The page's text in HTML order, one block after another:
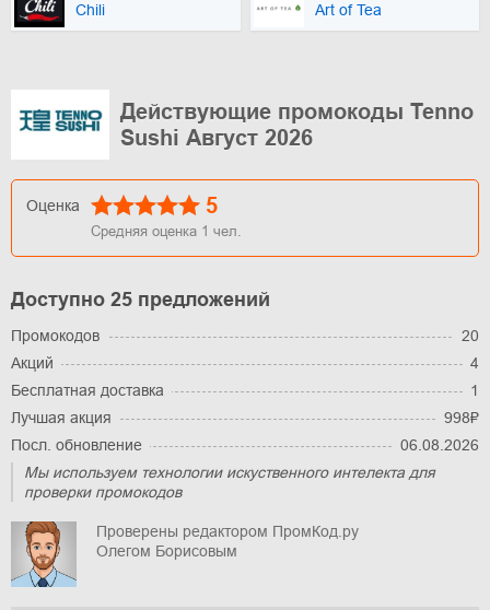
Chili Art of Tea
Действующие промокоды Tenno
Sushi Август 2026
Оценка 5
Средняя оценка 1 чел.
Доступно 25 предложений
Промокодов
20
Акций
4
Бесплатная доставка
1
Лучшая акция
998₽
Посл. обновление
06.08.2026
Мы используем технологии искуственного интелекта для
проверки промокодов
Проверены редактором ПромКод.ру
Олегом Борисовым